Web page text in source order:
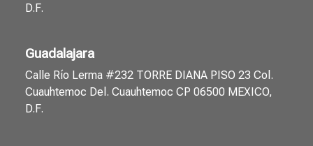
D.F.
Guadalajara
Calle Río Lerma #232 TORRE DIANA PISO 23 Col.
Cuauhtemoc Del. Cuauhtemoc CP 06500 MEXICO,
D.F.